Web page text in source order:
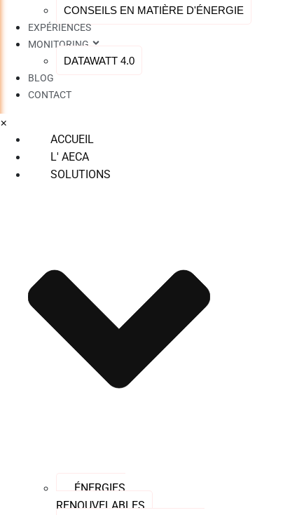
CONSEILS EN MATIÈRE D'ÉNERGIE
EXPÉRIENCES
MONITORING
DATAWATT 4.0
BLOG
CONTACT
×
ACCUEIL
L' AECA
SOLUTIONS
ÉNERGIES
RENOUVELABLES